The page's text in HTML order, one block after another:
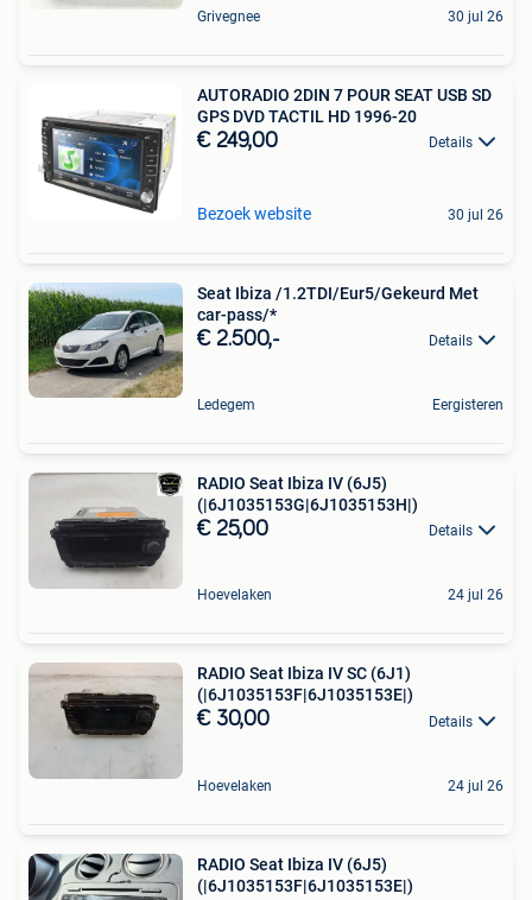
Grivegnee 30 jul 26
AUTORADIO 2DIN 7 POUR SEAT USB SD
GPS DVD TACTIL HD 1996-20
€ 249,00 Details
Bezoek website 30 jul 26
Seat Ibiza /1.2TDI/Eur5/Gekeurd Met
car-pass/*
€ 2.500,- Details
Ledegem Eergisteren
RADIO Seat Ibiza IV (6J5)
(|6J1035153G|6J1035153H|)
€ 25,00 Details
Hoevelaken 24 jul 26
RADIO Seat Ibiza IV SC (6J1)
(|6J1035153F|6J1035153E|)
€ 30,00 Details
Hoevelaken 24 jul 26
RADIO Seat Ibiza IV (6J5)
(|6J1035153F|6J1035153E|)